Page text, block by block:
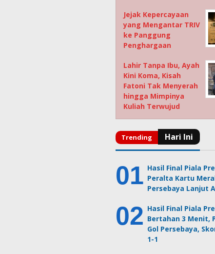
Jejak Kepercayaan
yang Mengantar TRIV
ke Panggung
Penghargaan
Lahir Tanpa Ibu, Ayah
Kini Koma, Kisah
Fatoni Tak Menyerah
hingga Mimpinya
Kuliah Terwujud
Hasil Final Piala
Peralta Kartu
Persebaya Lanjut
Hasil Final Piala
Bertahan 3 Menit,
Gol Persebaya,
1-1